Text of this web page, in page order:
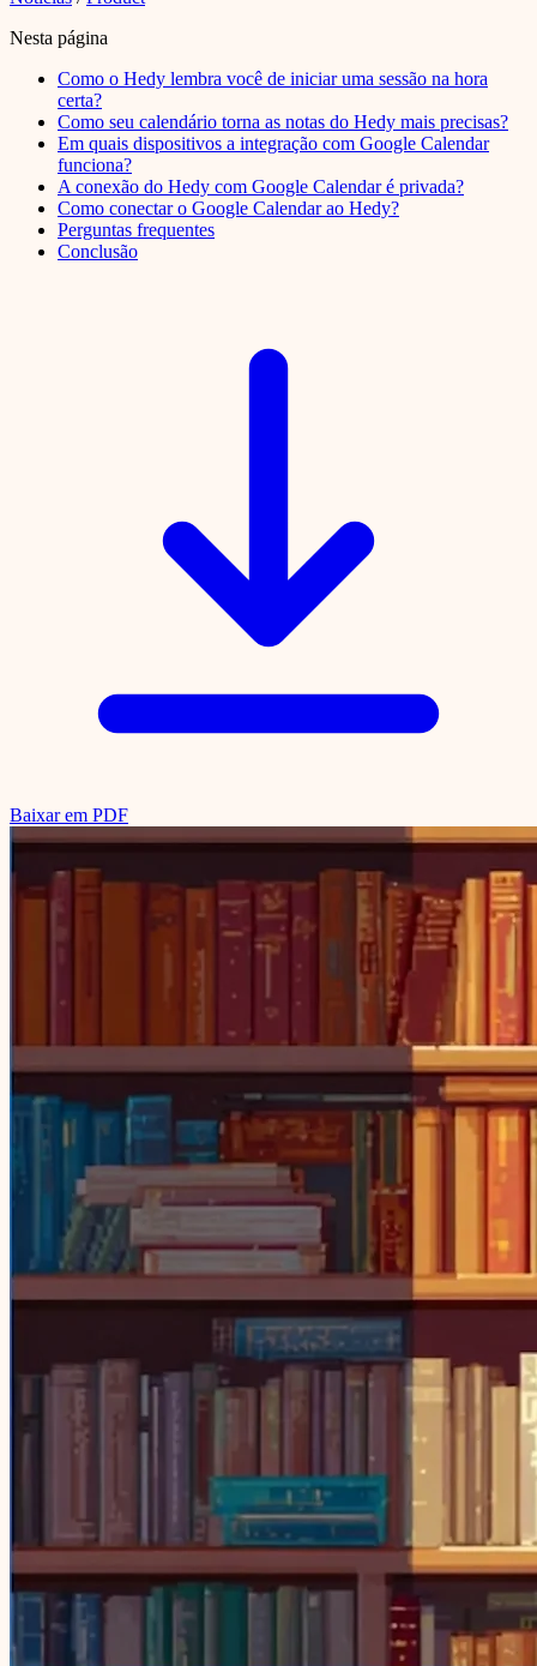
Nesta página
Como o Hedy lembra você de iniciar uma sessão na hora
certa?
Como seu calendário torna as notas do Hedy mais precisas?
Em quais dispositivos a integração com Google Calendar
funciona?
A conexão do Hedy com Google Calendar é privada?
Como conectar o Google Calendar ao Hedy?
Perguntas frequentes
Conclusão
Baixar em PDF